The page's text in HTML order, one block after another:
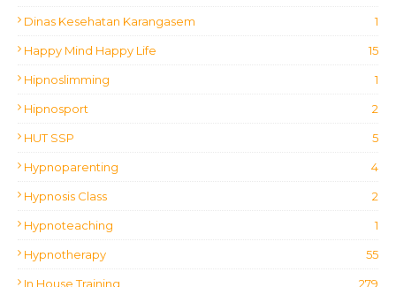
Dinas Kesehatan Karangasem 1
Happy Mind Happy Life 15
Hipnoslimming 1
Hipnosport 2
HUT SSP 5
Hypnoparenting 4
Hypnosis Class 2
Hypnoteaching 1
Hypnotherapy 55
In House Training 279